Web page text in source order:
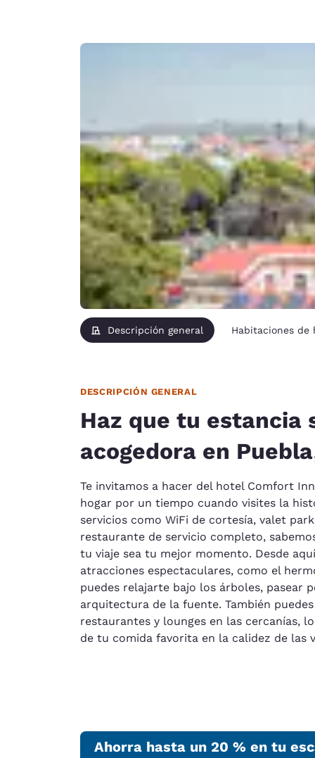
English
Ireland
English
United
Asia-Pacífico
Australia
English
Descripción general Habitaciones de
DESCRIPCIÓN GENERAL
Haz que tu estancia
acogedora en
Te invitamos a hacer del hotel Comfort Inn
hogar por un tiempo cuando visites la
servicios como WiFi de cortesía, valet
restaurante de servicio completo,
tu viaje sea tu mejor momento. Desde
atracciones espectaculares, como el
puedes relajarte bajo los árboles, pasear
arquitectura de la fuente. También
restaurantes y lounges en las cercanías,
de tu comida favorita en la calidez de las
Ahorra hasta un 20 % en tu